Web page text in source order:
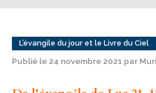
L’évangile du jour et le Livre du Ciel
Publié le 24 novembre 2021 par